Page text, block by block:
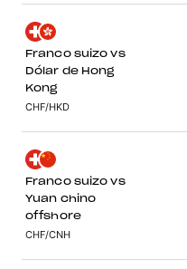
Franco suizo vs
Dólar de Hong
Kong
CHF/HKD
Franco suizo vs
Yuan chino
offshore
CHF/CNH